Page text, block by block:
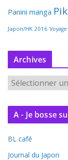
Panini manga
Japon/HK 2016
Archives
r
c
v
e
A - Je bosse
BL café
Journal du Japon